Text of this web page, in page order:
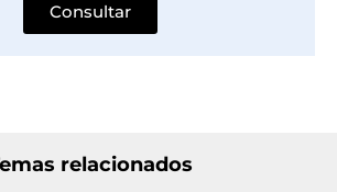
Consultar
relacionados